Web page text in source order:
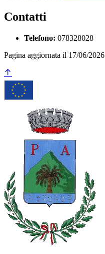
Contatti
Telefono: 078328028
Pagina aggiornata il 17/06/2026